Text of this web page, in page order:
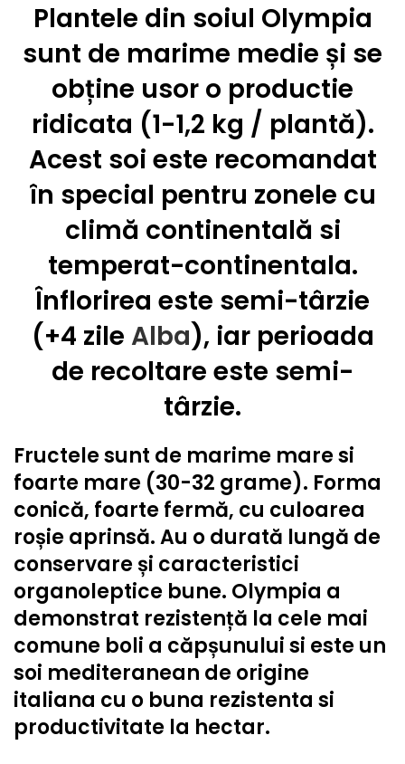
Plantele din soiul Olympia
sunt de marime medie și se
obține usor o productie
ridicata (1-1,2 kg / plantă).
Acest soi este recomandat
în special pentru zonele cu
climă continentală si
temperat-continentala.
Înflorirea este semi-târzie
(+4 zile Alba), iar perioada
de recoltare este semi-
târzie.
Fructele sunt de marime mare si
foarte mare (30-32 grame). Forma
conică, foarte fermă, cu culoarea
roșie aprinsă. Au o durată lungă de
conservare și caracteristici
organoleptice bune. Olympia a
demonstrat rezistență la cele mai
comune boli a căpșunului si este un
soi mediteranean de origine
italiana cu o buna rezistenta si
productivitate la hectar.